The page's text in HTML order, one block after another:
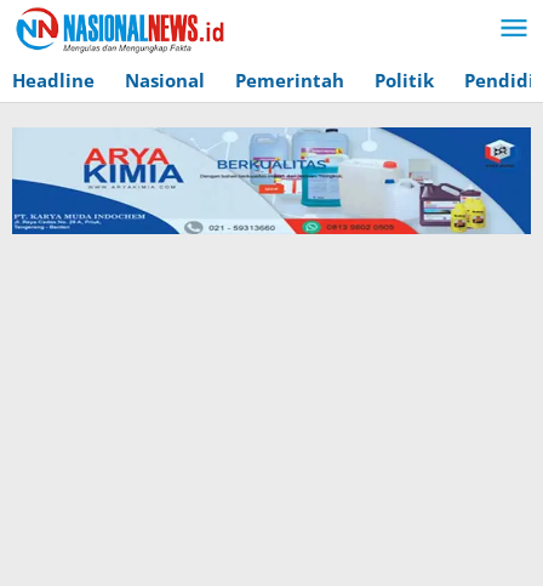
Lewati
ke
konten
Headline Nasional Pemerintah Politik